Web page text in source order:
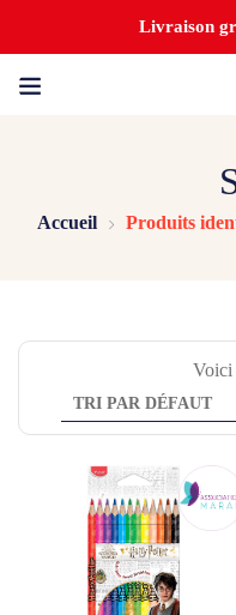
Livraison
Accueil Produits
Voici